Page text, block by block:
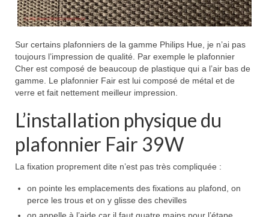
Sur certains plafonniers de la gamme Philips Hue, je n’ai pas
toujours l’impression de qualité. Par exemple le plafonnier
Cher est composé de beaucoup de plastique qui a l’air bas de
gamme. Le plafonnier Fair est lui composé de métal et de
verre et fait nettement meilleur impression.
L’installation physique du
plafonnier Fair 39W
La fixation proprement dite n’est pas très compliquée :
on pointe les emplacements des fixations au plafond, on
perce les trous et on y glisse des chevilles